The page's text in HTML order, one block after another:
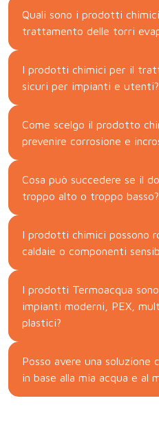
Quali sono i prodotti
trattamento delle torri
I prodotti chimici per il
sicuri per impianti e utenti?
Come scelgo il prodotto
prevenire corrosione e
Cosa può succedere se il
troppo alto o troppo basso?
I prodotti chimici possono
caldaie o componenti
I prodotti Termoacqua
impianti moderni, PEX,
plastici?
Posso avere una soluzione
in base alla mia acqua e al